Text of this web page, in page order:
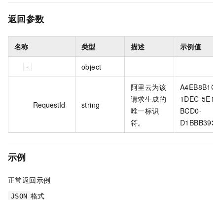
返回参数
名称 类型 描述 示例值
object
RequestId string
阿里云为该
请求生成的
唯一标识
符。
A4EB8B1C-
1DEC-
BCD0-
示例
正常返回示例
JSON 格式